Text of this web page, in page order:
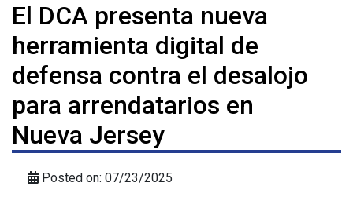
El DCA presenta nueva
herramienta digital de
defensa contra el desalojo
para arrendatarios en
Nueva Jersey
Posted on: 07/23/2025